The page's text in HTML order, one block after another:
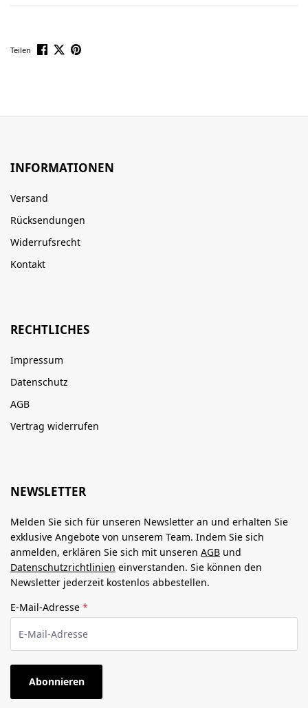
Teilen
INFORMATIONEN
Versand
Rücksendungen
Widerrufsrecht
Kontakt
RECHTLICHES
Impressum
Datenschutz
AGB
Vertrag widerrufen
NEWSLETTER
Melden Sie sich für unseren Newsletter an und erhalten Sie
exklusive Angebote von unserem Team. Indem Sie sich
anmelden, erklären Sie sich mit unseren AGB und
Datenschutzrichtlinien einverstanden. Sie können den
Newsletter jederzeit kostenlos abbestellen.
E-Mail-Adresse *
Abonnieren